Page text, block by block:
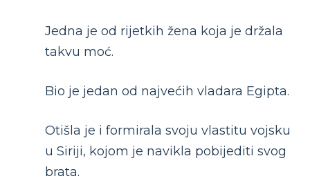
Jedna je od rijetkih žena koja je držala
takvu moć.
Bio je jedan od najvećih vladara Egipta.
Otišla je i formirala svoju vlastitu vojsku
u Siriji, kojom je navikla pobijediti svog
brata.